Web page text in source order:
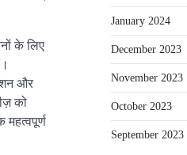
के लिए
और
को
January 2024
December 2023
November 2023
October 2023
September 2023